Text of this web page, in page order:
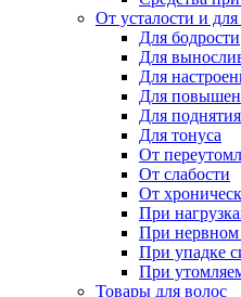
От усталости и для
Для бодрости
Для
Для
Для
Для
Для тонуса
От
От слабости
От
При
При
При упадке
При
Товары для волос